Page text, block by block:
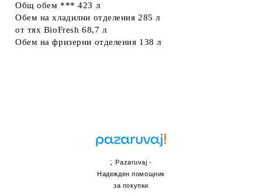
Общ обем *** 423 л
Обем на хладилни отделения 285 л
от тях BioFresh 68,7 л
Обем на фризерни отделения 138 л
;Pazaruvaj -
Надежден помощник
за покупки